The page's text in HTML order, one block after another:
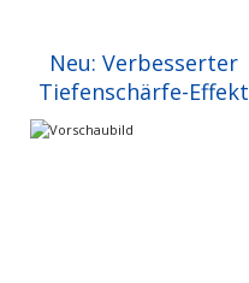
Neu: Verbesserter
Tiefenschärfe-Effekt